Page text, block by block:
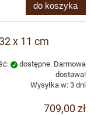
do koszyka
x 11 cm
dostępne. Darmowa
dostawa!
Wysyłka w: 3 dni
709,00 zł